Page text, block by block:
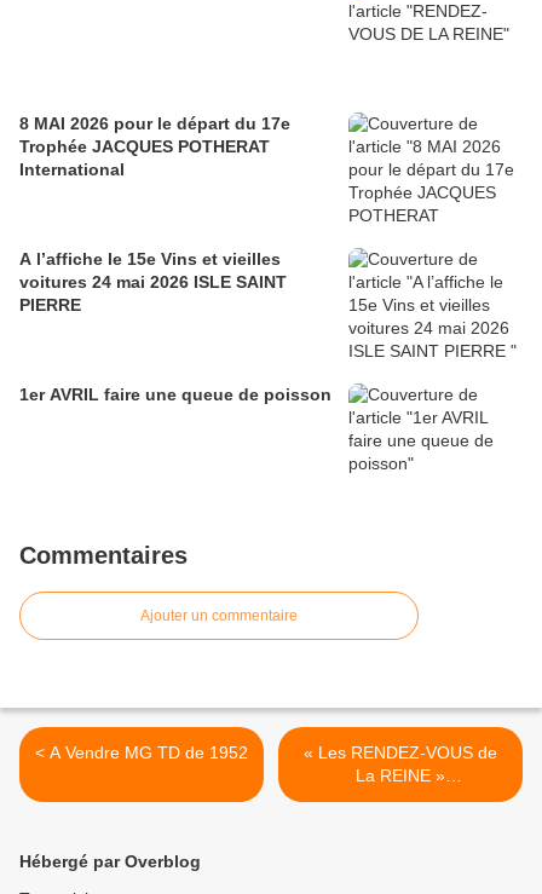
8 MAI 2026 pour le départ du 17e
Trophée JACQUES POTHERAT
International
A l’affiche le 15e Vins et vieilles
voitures 24 mai 2026 ISLE SAINT
PIERRE
1er AVRIL faire une queue de poisson
Commentaires
Ajouter un commentaire
< A Vendre MG TD de 1952
« Les RENDEZ-VOUS de
La REINE »
AUTOMOBILES et MOTOS
Hébergé par Overblog